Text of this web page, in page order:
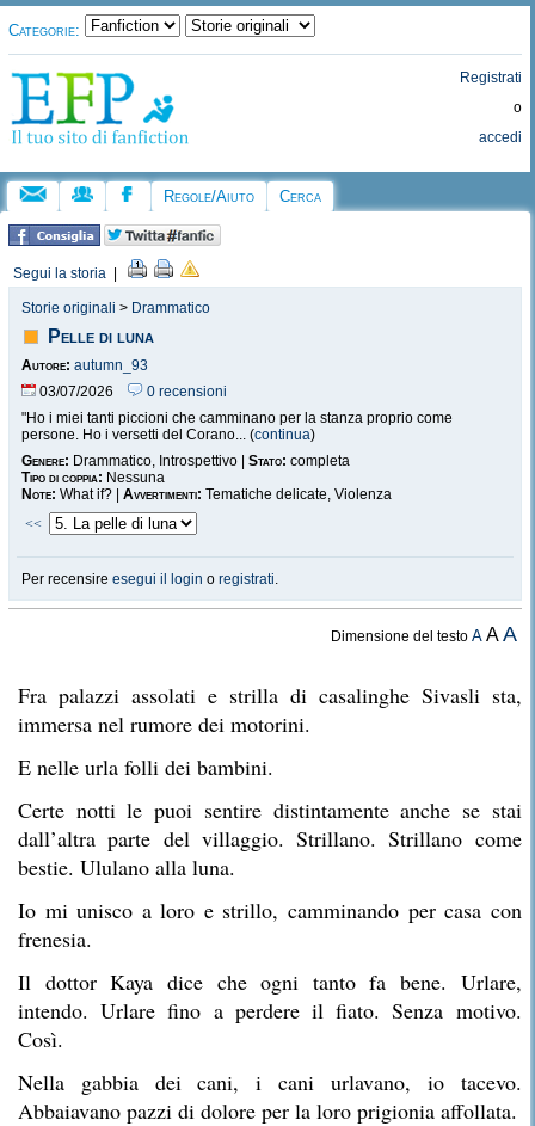
Categorie:
Registrati
o
accedi
Regole/Aiuto Cerca
Segui la storia
Storie originali > Drammatico
Pelle di luna
Autore: autumn_93
03/07/2026
0 recensioni
"Ho i miei tanti piccioni che camminano per la stanza proprio come
persone. Ho i versetti del Corano... (continua)
Genere: Drammatico, Introspettivo | Stato: completa
Tipo di coppia: Nessuna
Note: What if? | Avvertimenti: Tematiche delicate, Violenza
<<
Per recensire esegui il login o registrati.
Dimensione del testoA AA
Fra palazzi assolati e strilla di casalinghe Sivasli sta,
immersa nel rumore dei motorini.
E nelle urla folli dei bambini.
Certe notti le puoi sentire distintamente anche se stai
dall’altra parte del villaggio. Strillano. Strillano come
bestie. Ululano alla luna.
Io mi unisco a loro e strillo, camminando per casa con
frenesia.
Il dottor Kaya dice che ogni tanto fa bene. Urlare,
intendo. Urlare fino a perdere il fiato. Senza motivo.
Così.
Nella gabbia dei cani, i cani urlavano, io tacevo.
Abbaiavano pazzi di dolore per la loro prigionia affollata.